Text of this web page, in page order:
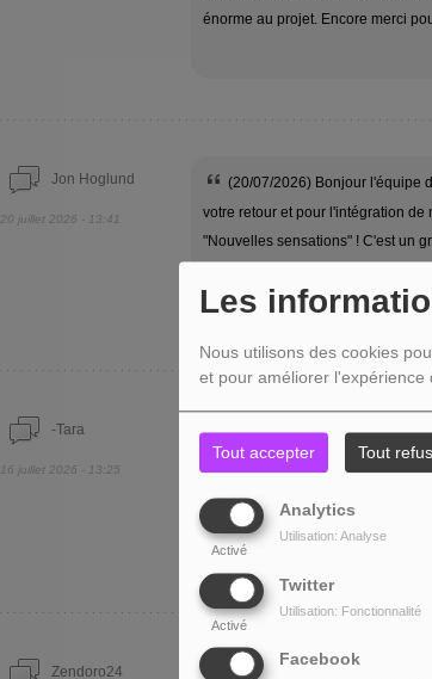
Les
Nous utilisons des cookies
et pour améliorer l'expérience
Tout accepter Tout
Analytics
Activé
Utilisation: Analyse
Twitter
Activé
Utilisation: Fonctionnalité
Facebook
énorme au projet. Encore merci
Jon Hoglund
20 juillet 2026 - 13:41
(20/07/2026) Bonjour l'équipe
votre retour et pour l'intégration de
"Nouvelles sensations" ! C'est un
-Tara
16 juillet 2026 - 13:25
(16/07/2026) Bonjour Jacky,
You" sur Chic Radio Hits.
Zendoro24